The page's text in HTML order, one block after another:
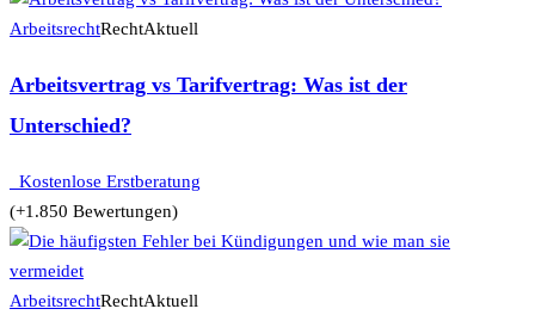
ArbeitsrechtRechtAktuell
Arbeitsvertrag vs Tarifvertrag: Was ist der
Unterschied?
Kostenlose Erstberatung
(+1.850 Bewertungen)
ArbeitsrechtRechtAktuell